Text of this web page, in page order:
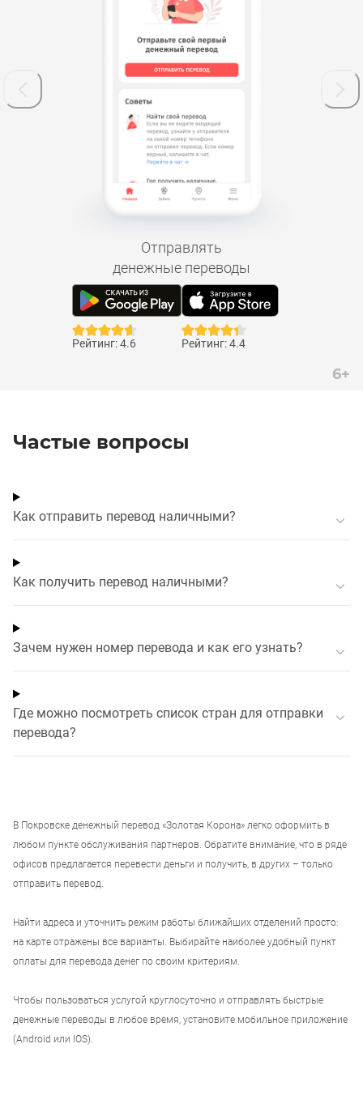
Отправлять
денежные переводы
Рейтинг: 4.6 Рейтинг: 4.4
6+
Частые вопросы
Как отправить перевод наличными?
Как получить перевод наличными?
Зачем нужен номер перевода и как его узнать?
Где можно посмотреть список стран для отправки
перевода?
В Покровске денежный перевод «Золотая Корона» легко оформить в
любом пункте обслуживания партнеров. Обратите внимание, что в ряде
офисов предлагается перевести деньги и получить, в других – только
отправить перевод.
Найти адреса и уточнить режим работы ближайших отделений просто:
на карте отражены все варианты. Выбирайте наиболее удобный пункт
оплаты для перевода денег по своим критериям.
Чтобы пользоваться услугой круглосуточно и отправлять быстрые
денежные переводы в любое время, установите мобильное приложение
(Android или IOS).